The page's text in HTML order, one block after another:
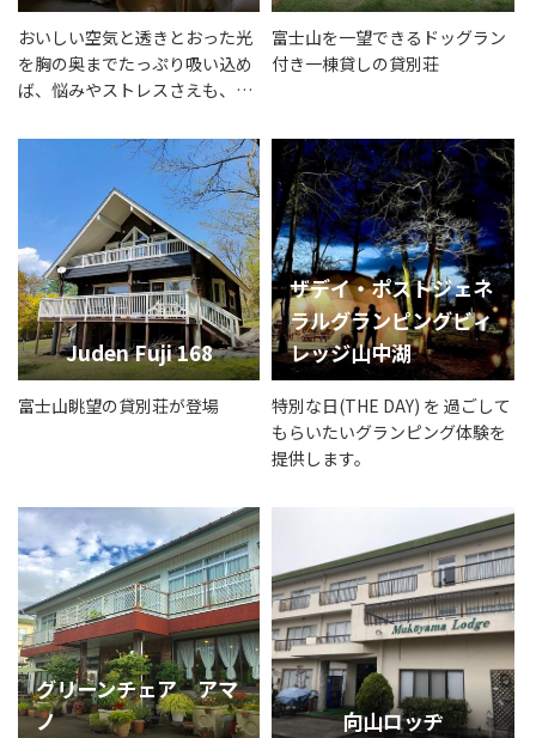
おいしい空気と透きとおった光
を胸の奥までたっぷり吸い込め
ば、悩みやストレスさえも、き
ず。
富士山を一望できるドッグラン
付き一棟貸しの貸別荘
Juden Fuji 168
富士山眺望の貸別荘が登場
ザデイ・ポストジェネ
ラルグランピングビィ
レッジ山中湖
特別な日(THE DAY) を 過ごして
もらいたいグランピング体験を
提供します。
グリーンチェア アマ
ノ
向山ロッヂ